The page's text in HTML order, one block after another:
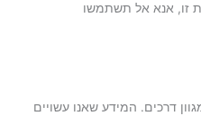
זו, אנא אל תשתמשו
דרכים. המידע שאנו עשויים